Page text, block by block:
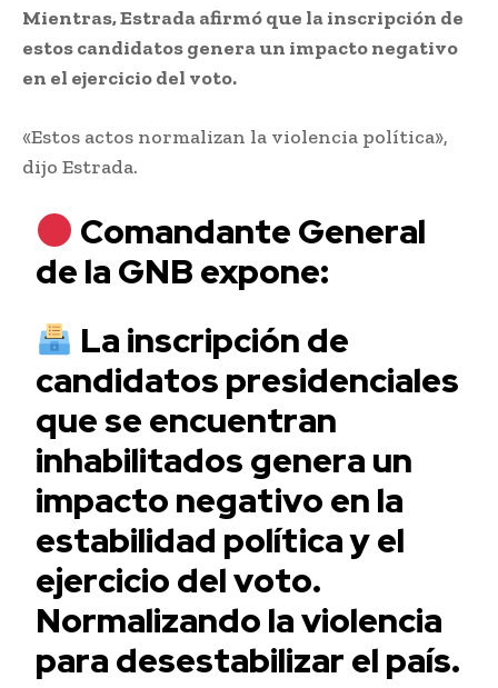
Mientras, Estrada afirmó que la inscripción de
estos candidatos genera un impacto negativo
en el ejercicio del voto.
«Estos actos normalizan la violencia política»,
dijo Estrada.
Comandante General
de la GNB expone:
La inscripción de
candidatos presidenciales
que se encuentran
inhabilitados genera un
impacto negativo en la
estabilidad política y el
ejercicio del voto.
Normalizando la violencia
para desestabilizar el país.